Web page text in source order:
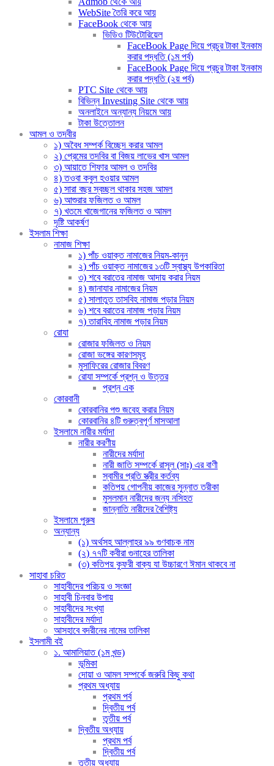
WebSite তৈরি করে আয়
FaceBook থেকে আয়
ভিডিও টিউটোরিয়েল
FaceBook Page দিয়ে প্রচুর টাকা ইনকাম
করার পদ্ধতি (১ম পর্ব)
FaceBook Page দিয়ে প্রচুর টাকা ইনকাম
করার পদ্ধতি (২য় পর্ব)
PTC Site থেকে আয়
বিভিন্ন Investing Site থেকে আয়
অনলাইনে অন্যান্য নিয়মে আয়
টাকা উত্তোলন
আমল ও তদবীর
১) অবৈধ সম্পর্ক বিচ্ছেদ করার আমল
২) প্রেমের তদবির বা বিজয় লাভের খাস আমল
৩) আয়াতে শিফার আমল ও তদবির
৪) তওবা কবুল হওয়ার আমল
৫) সারা বছর স্বচ্ছল থাকার সহজ আমল
৬) আশুরার ফজিলত ও আমল
৭) খতমে খাজেগানের ফজিলত ও আমল
দৃষ্টি আকর্ষণ
ইসলাম শিক্ষা
নামাজ শিক্ষা
১) পাঁচ ওয়াক্ত নামাজের নিয়ম-কানুন
২) পাঁচ ওয়াক্ত নামাজের ১৩টি স্বাস্থ্য উপকারিতা
৩) শবে বরাতের নামাজ আদায় করার নিয়ম
৪) জানাযার নামাজের নিয়ম
৫) সালাতুত তাসবিহ নামাজ পড়ার নিয়ম
৬) শবে বরাতের নামাজ পড়ার নিয়ম
৭) তারাবিহ নামাজ পড়ার নিয়ম
রোযা
রোজার ফজিলত ও নিয়ম
রোজা ভঙ্গের কারণসমূহ
মুসাফিরের রোজার বিবরণ
রোযা সম্পর্কে প্রশ্ন ও উত্তর
প্রশ্ন এক
কোরবানী
কোরবানির পশু জবেহ করার নিয়ম
কোরবানির ৪টি গুরুত্বপূর্ণ মাসআলা
ইসলামে নারীর মর্যাদা
নারীর করণীয়
নারীদের মর্যাদা
নারী জাতি সম্পর্কে রাসূল (সাঃ) এর বাণী
স্বামীর প্রতি স্ত্রীর কর্তব্য
কতিপয় গোপনীয় কাজের সুন্নাত তরীকা
মুসলমান নারীদের জন্য নসিহত
জান্নাতি নারীদের বৈশিষ্ট্য
ইসলামে পুরুষ
অন্যান্য
(১) অর্থসহ আল্লাহর ৯৯ গুণবাচক নাম
(২) ৭৭টি কবীরা গুনাহের তালিকা
(৩) কতিপয় কুফরী বাক্য যা উচ্চারণে ঈমান থাকবে না
সাহাবা চরিত
সাহাবীদের পরিচয় ও সংজ্ঞা
সাহাবী চিনবার উপায়
সাহাবীদের সংখ্যা
সাহাবীদের মর্যাদা
আসহাবে বদরীনের নামের তালিকা
ইসলামী বই
১. আমালিয়াত (১ম খন্ড)
ভূমিকা
দোয়া ও আমল সম্পর্কে জরুরি কিছু কথা
প্রথম অধ্যায়
প্রথম পর্ব
দ্বিতীয় পর্ব
তৃতীয় পর্ব
দ্বিতীয় অধ্যায়
প্রথম পর্ব
দ্বিতীয় পর্ব
তৃতীয় অধ্যায়